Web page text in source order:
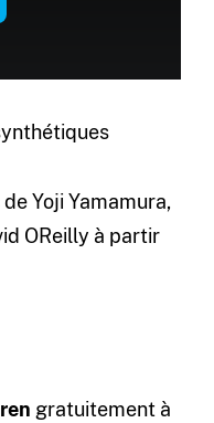
Yoji Yamamura,
OReilly à partir
gratuitement à